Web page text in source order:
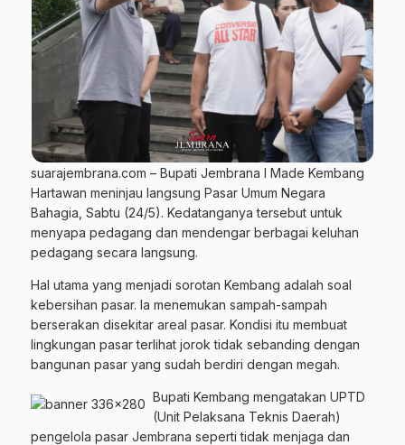
suarajembrana.com – Bupati Jembrana I Made Kembang
Hartawan meninjau langsung Pasar Umum Negara
Bahagia, Sabtu (24/5). Kedatanganya tersebut untuk
menyapa pedagang dan mendengar berbagai keluhan
pedagang secara langsung.
Hal utama yang menjadi sorotan Kembang adalah soal
kebersihan pasar. Ia menemukan sampah-sampah
berserakan disekitar areal pasar. Kondisi itu membuat
lingkungan pasar terlihat jorok tidak sebanding dengan
bangunan pasar yang sudah berdiri dengan megah.
Bupati Kembang mengatakan UPTD
(Unit Pelaksana Teknis Daerah)
pengelola pasar Jembrana seperti tidak menjaga dan